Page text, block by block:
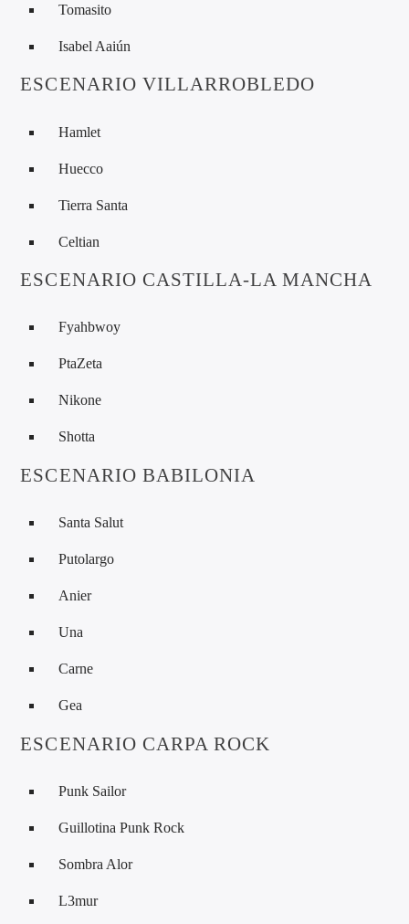
Tomasito
Isabel Aaiún
ESCENARIO VILLARROBLEDO
Hamlet
Huecco
Tierra Santa
Celtian
ESCENARIO CASTILLA-LA MANCHA
Fyahbwoy
PtaZeta
Nikone
Shotta
ESCENARIO BABILONIA
Santa Salut
Putolargo
Anier
Una
Carne
Gea
ESCENARIO CARPA ROCK
Punk Sailor
Guillotina Punk Rock
Sombra Alor
L3mur